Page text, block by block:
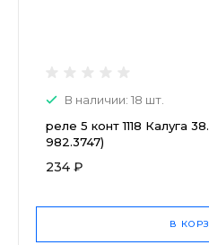
В наличии: 18 шт.
реле 5 конт 1118 Калуга
982.3747)
234 ₽
В